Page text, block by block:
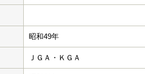
昭和49年
ＪＧＡ・ＫＧＡ